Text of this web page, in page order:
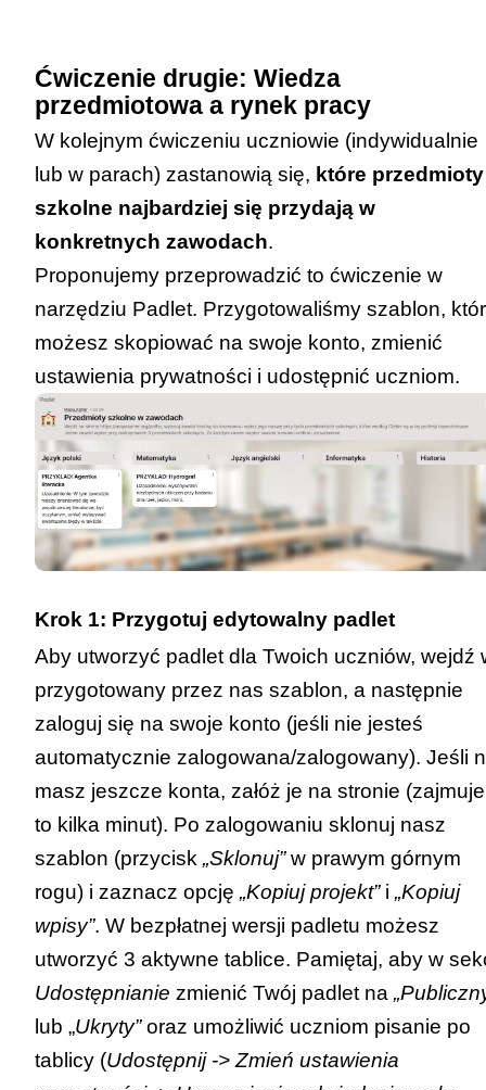
Ćwiczenie drugie: Wiedza
przedmiotowa a rynek pracy
W kolejnym ćwiczeniu uczniowie (indywidualnie
lub w parach) zastanowią się, które przedmioty
szkolne najbardziej się przydają w
konkretnych zawodach.
Proponujemy przeprowadzić to ćwiczenie w
narzędziu Padlet. Przygotowaliśmy szablon,
możesz skopiować na swoje konto, zmienić
ustawienia prywatności i udostępnić uczniom.
Krok 1: Przygotuj edytowalny padlet
Aby utworzyć padlet dla Twoich uczniów, wejdź
przygotowany przez nas szablon, a następnie
zaloguj się na swoje konto (jeśli nie jesteś
automatycznie zalogowana/zalogowany). Jeśli
masz jeszcze konta, załóż je na stronie (zajmuje
to kilka minut). Po zalogowaniu sklonuj nasz
szablon (przycisk „Sklonuj”w prawym górnym
rogu) i zaznacz opcję „Kopiuj projekt”i „Kopiuj
wpisy”. W bezpłatnej wersji padletu możesz
utworzyć 3 aktywne tablice. Pamiętaj, aby w
Udostępnianie zmienić Twój padlet na
lub „Ukryty”oraz umożliwić uczniom pisanie po
tablicy (Udostępnij -> Zmień ustawienia